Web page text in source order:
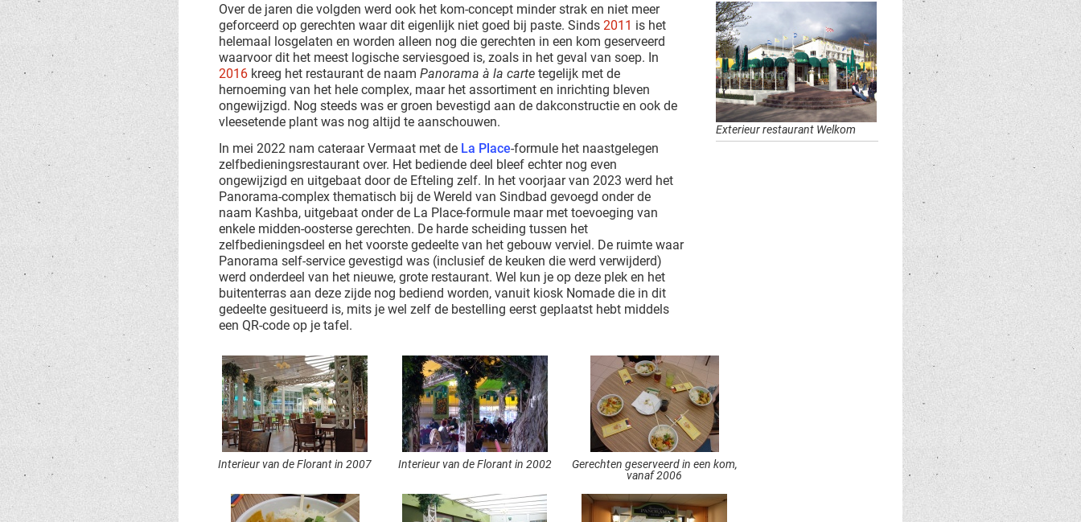
Exterieur restaurant Welkom
Over de jaren die volgden werd ook het kom-concept minder strak en niet meer
geforceerd op gerechten waar dit eigenlijk niet goed bij paste. Sinds 2011 is het
helemaal losgelaten en worden alleen nog die gerechten in een kom geserveerd
waarvoor dit het meest logische serviesgoed is, zoals in het geval van soep. In
2016 kreeg het restaurant de naam Panorama à la carte tegelijk met de
hernoeming van het hele complex, maar het assortiment en inrichting bleven
ongewijzigd. Nog steeds was er groen bevestigd aan de dakconstructie en ook de
vleesetende plant was nog altijd te aanschouwen.
In mei 2022 nam cateraar Vermaat met de La Place-formule het naastgelegen
zelfbedieningsrestaurant over. Het bediende deel bleef echter nog even
ongewijzigd en uitgebaat door de Efteling zelf. In het voorjaar van 2023 werd het
Panorama-complex thematisch bij de Wereld van Sindbad gevoegd onder de
naam Kashba, uitgebaat onder de La Place-formule maar met toevoeging van
enkele midden-oosterse gerechten. De harde scheiding tussen het
zelfbedieningsdeel en het voorste gedeelte van het gebouw verviel. De ruimte waar
Panorama self-service gevestigd was (inclusief de keuken die werd verwijderd)
werd onderdeel van het nieuwe, grote restaurant. Wel kun je op deze plek en het
buitenterras aan deze zijde nog bediend worden, vanuit kiosk Nomade die in dit
gedeelte gesitueerd is, mits je wel zelf de bestelling eerst geplaatst hebt middels
een QR-code op je tafel.
Interieur van de Florant in 2007 Interieur van de Florant in 2002
Gerechten geserveerd in een kom,
vanaf 2006